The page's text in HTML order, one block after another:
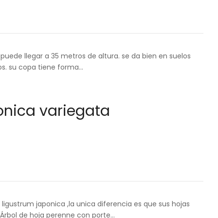
llegar a 35 metros de altura. se da bien en suelos
su copa tiene forma…
variegata
japonica ,la unica diferencia es que sus hojas
de hoja perenne con porte…